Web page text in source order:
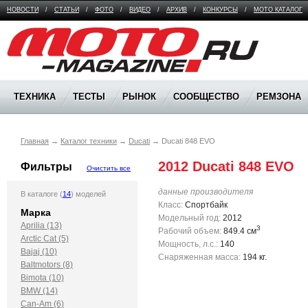
НОВОСТИ / СТАТЬИ / ФОТО / ВИДЕО / АРХИВ / КОНКУРСЫ / МОТО КАТАЛОГ
Moto Magazine
ТЕХНИКА ТЕСТЫ РЫНОК СООБЩЕСТВО РЕМЗОНА
Главная → Каталог техники → Ducati → Ducati 848 EVO
Фильтры Очистить все
В каталоге (14) моделей
Марка
Aprilia (13)
Arctic Cat (5)
Bajaj (10)
Baltmotors (8)
Bimota (10)
BMW (14)
Can-Am (6)
2012 Ducati 848 EVO
данные производителя
Класс: Спортбайк
Модельный год: 2012
Рабочий объем: 849.4 см3
Мощность, л.с.: 140
Снаряженная масса: 194 кг.